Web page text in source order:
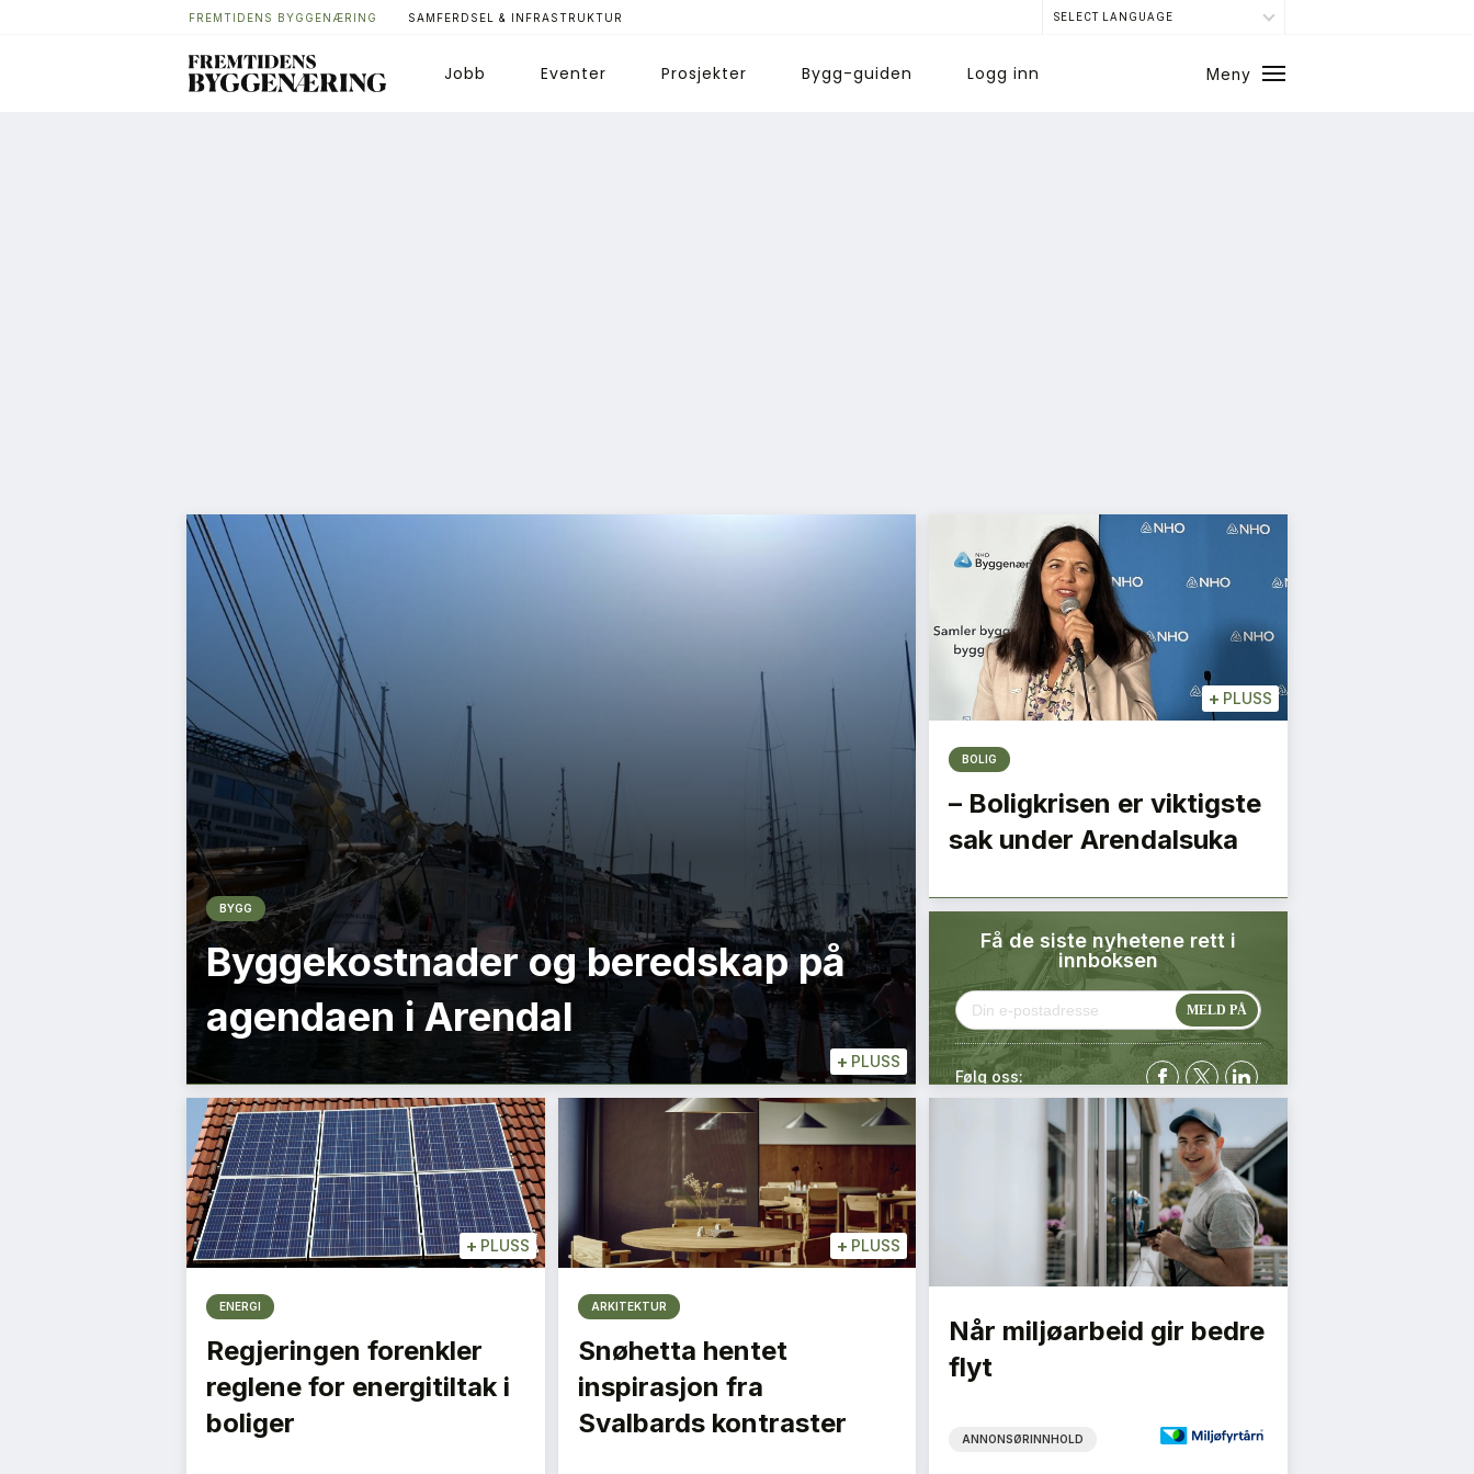
FREMTIDENS BYGGENÆRING SAMFERDSEL & INFRASTRUKTUR SELECT LANGUAGE
Jobb Eventer Prosjekter Bygg-guiden Logg inn
Meny
+ PLUSS
BYGG
Byggekostnader og beredskap på
agendaen i Arendal
+ PLUSS
BOLIG
– Boligkrisen er viktigste
sak under Arendalsuka
Få de siste nyhetene rett i
innboksen
Følg oss:
+ PLUSS
ENERGI
Regjeringen forenkler
reglene for energitiltak i
boliger
+ PLUSS
ARKITEKTUR
Snøhetta hentet
inspirasjon fra
Svalbards kontraster
Når miljøarbeid gir bedre
flyt
ANNONSØRINNHOLD